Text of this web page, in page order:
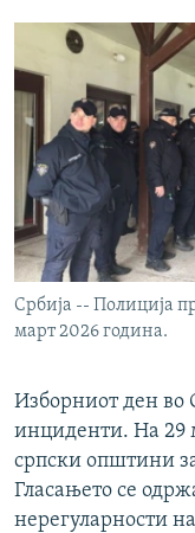
Србија -- Полиција
март 2026 година.
Изборниот ден во
инциденти. На 29
српски општини
Гласањето се
нерегуларности